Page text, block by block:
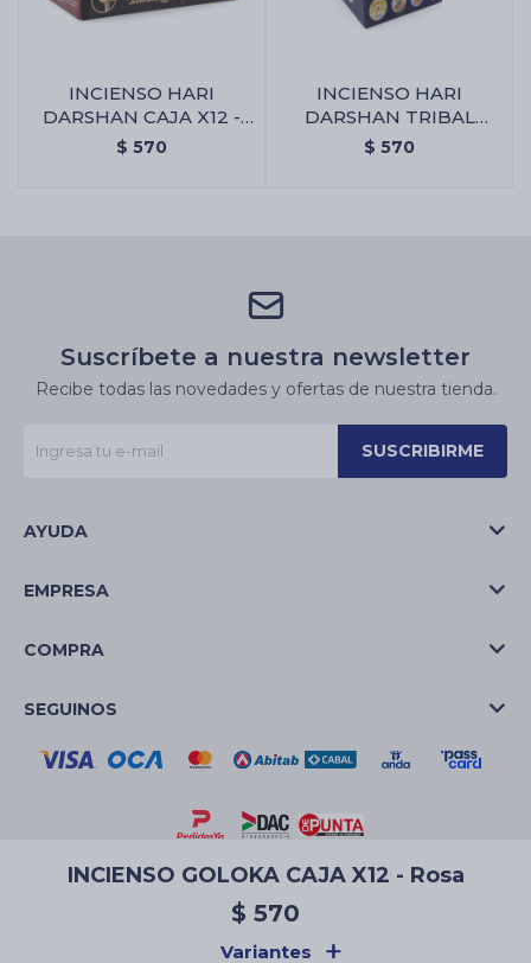
INCIENSO GOLOKA CAJA X12 - Rosa
$ 570
Variantes
INCIENSO HARI
DARSHAN CAJA X12 -
Chandan
$ 570
INCIENSO HARI
DARSHAN TRIBAL
SOUL CAJA X12 - 7
$ 570
Suscríbete a nuestra newsletter
Recibe todas las novedades y ofertas de nuestra tienda.
SUSCRIBIRME
AYUDA
EMPRESA
COMPRA
SEGUINOS
© Copyright 2026 / La Casa de las Velas